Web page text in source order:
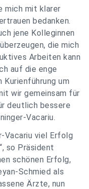
mich mit klarer
bedanken.
jene Kolleginnen
die mich
Arbeiten kann
auf die enge
um
wir gemeinsam für
deutlich bessere
Vacariu.
Vacariu viel Erfolg
so Präsident
schönen Erfolg,
Schmied als
Ärzte, nun